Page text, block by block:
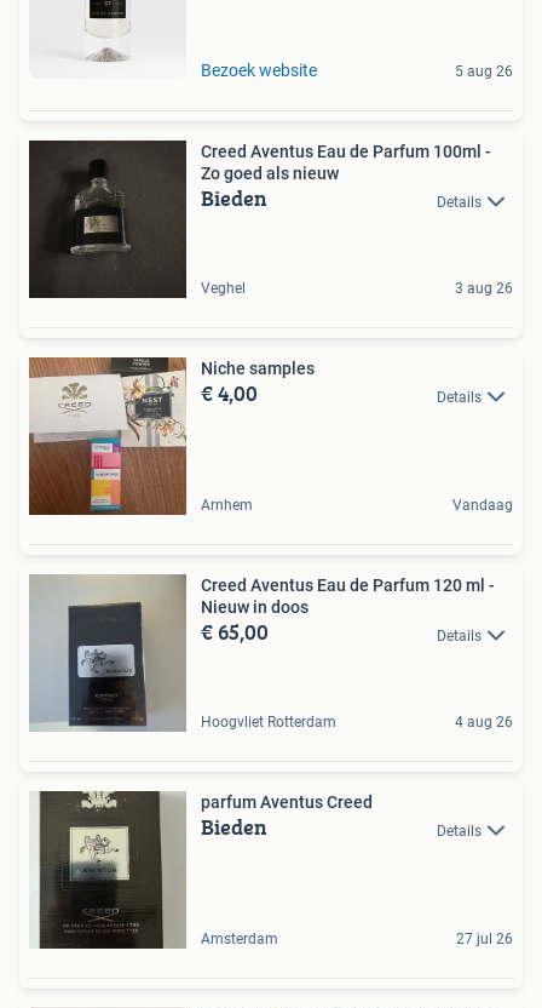
Bezoek website 5 aug 26
Creed Aventus Eau de Parfum 100ml -
Zo goed als nieuw
Bieden Details
Veghel 3 aug 26
Niche samples
€ 4,00 Details
Arnhem Vandaag
Creed Aventus Eau de Parfum 120 ml -
Nieuw in doos
€ 65,00 Details
Hoogvliet Rotterdam 4 aug 26
parfum Aventus Creed
Bieden Details
Amsterdam 27 jul 26